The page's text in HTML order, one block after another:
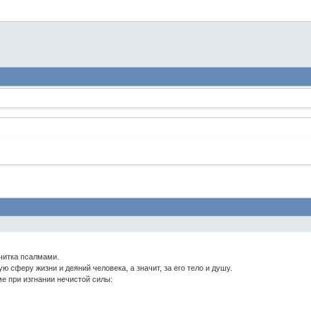
псалмами.
сферу жизни и деяний человека, а значит, за его тело и душу.
изгнании нечистой силы: